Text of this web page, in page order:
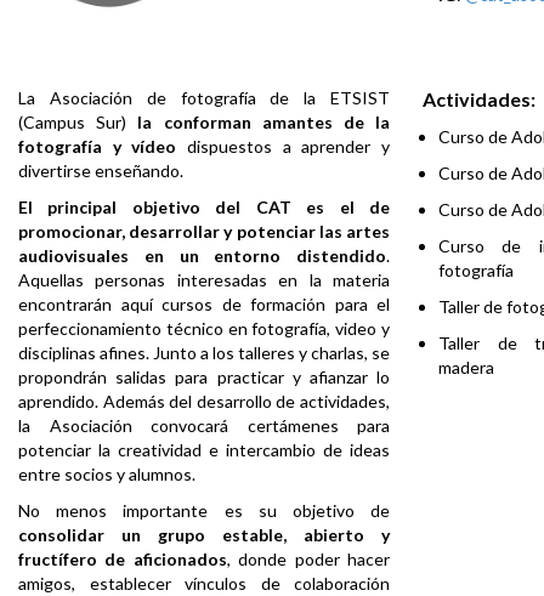
La Asociación de fotografía de la ETSIST
(Campus Sur) la conforman amantes de la
fotografía y vídeo dispuestos a aprender y
divertirse enseñando.
El principal objetivo del CAT es el de
promocionar, desarrollar y potenciar las artes
audiovisuales en un entorno distendido.
Aquellas personas interesadas en la materia
encontrarán aquí cursos de formación para el
perfeccionamiento técnico en fotografía, video y
disciplinas afines. Junto a los talleres y charlas, se
propondrán salidas para practicar y afianzar lo
aprendido. Además del desarrollo de actividades,
la Asociación convocará certámenes para
potenciar la creatividad e intercambio de ideas
entre socios y alumnos.
No menos importante es su objetivo de
consolidar un grupo estable, abierto y
fructífero de aficionados, donde poder hacer
amigos, establecer vínculos de colaboración
Actividades:
Curso de
Curso de
Curso de
Curso de
fotografía
Taller de
Taller de
madera